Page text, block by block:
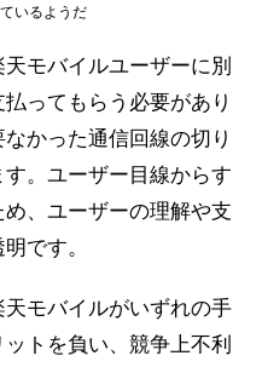
いるようだ
モバイルユーザーに別
ってもらう必要があり
かった通信回線の切り
。ユーザー目線からす
、ユーザーの理解や支
です。
モバイルがいずれの手
トを負い、競争上不利